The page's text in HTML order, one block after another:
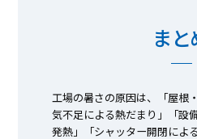
まと
工場の暑さの原因は、「屋根
気不足による熱だまり」「設
発熱」「シャッター開閉によ